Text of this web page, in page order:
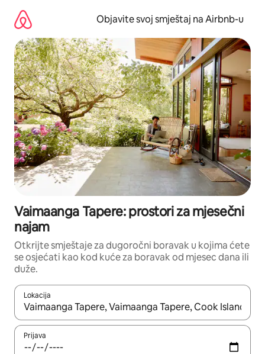
sadržaj
Objavite svoj smještaj na Airbnb-u
Vaimaanga Tapere: prostori za mjesečni
najam
Otkrijte smještaje za dugoročni boravak u kojima ćete
se osjećati kao kod kuće za boravak od mjesec dana ili
duže.
Lokacija
Kad su rezultati dostupni, možete da se krećete kroz njih
Prijava